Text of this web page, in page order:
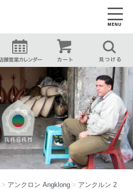
MENU
> アンクロンAngklong > アンクルン 2